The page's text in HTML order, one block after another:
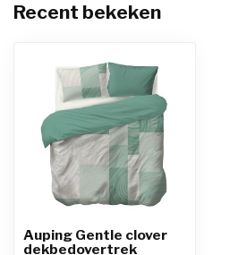
Recent bekeken
Auping Gentle clover
dekbedovertrek